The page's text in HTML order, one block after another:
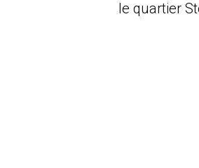
le quartier